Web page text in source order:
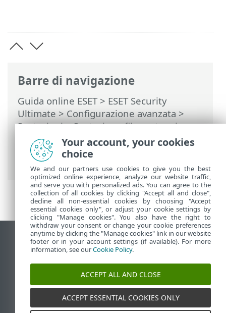
Barre di navigazione
Guida online ESET> ESET Security
Ultimate>Configurazione avanzata>
Protezioni>Protezione file system in
tempo reale>Esclusioni processi>
Aggiungi o modifica esclusioni dei
processi
Visualizza sito desktop
End of Life
ESET Knowledge Base
ESET Status Portal
Supporto regionale
Your account, your cookies
choice
We and our partners use cookies to give you the best
optimized online experience, analyze our website traffic,
and serve you with personalized ads. You can agree to the
collection of all cookies by clicking "Accept all and close",
decline all non-essential cookies by choosing "Accept
essential cookies only", or adjust your cookie settings by
clicking "Manage cookies". You also have the right to
withdraw your consent or change your cookie preferences
anytime by clicking the "Manage cookies" link in our website
footer or in your account settings (if available). For more
information, see ourCookie Policy.
ACCEPT ALL AND CLOSE
ACCEPT ESSENTIAL COOKIES ONLY